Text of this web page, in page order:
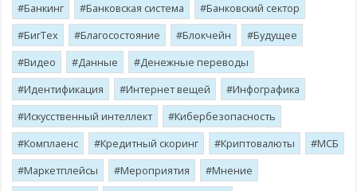
Банкинг
Банковская система
Банковский сектор
БигТех
Благосостояние Блокчейн
Будущее
Видео
Данные
Денежные переводы
Идентификация
Интернет вещей
Инфографика
Искусственный интеллект
Кибербезопасность
Комплаенс
Кредитный скоринг Криптовалюты
МСБ
Маркетплейсы
Мероприятия
Мнение